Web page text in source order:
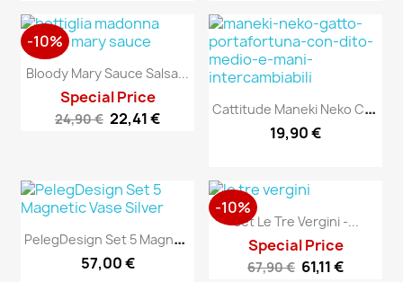
Bloody Mary Sauce Salsa...
Special Price
24,90 € 22,41 €
-10%
C
Attitude Maneki Neko Con...
19,90 €
P
ElegDesign Set 5 Magnetic...
57,00 €
Set Le Tre Vergini -...
Special Price
67,90 € 61,11 €
-10%